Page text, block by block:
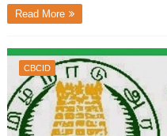
Read More
CBCID